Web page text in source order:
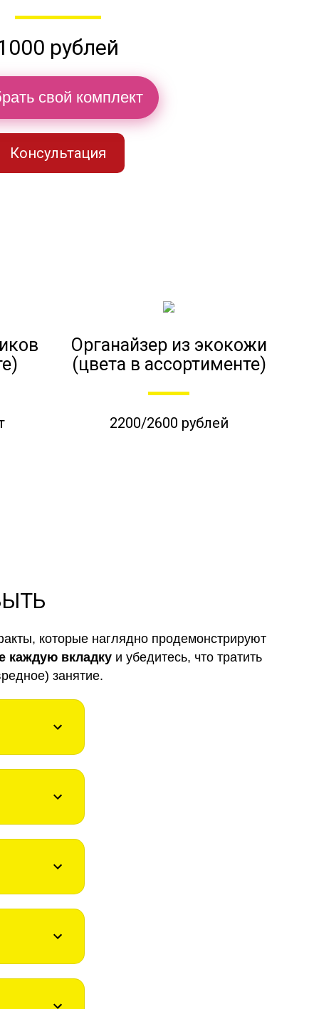
рублей
свой комплект
Консультация
Органайзер из экокожи
(цвета в ассортименте)
2200/2600 рублей
которые наглядно продемонстрируют
каждую вкладкуи убедитесь, что тратить
занятие.